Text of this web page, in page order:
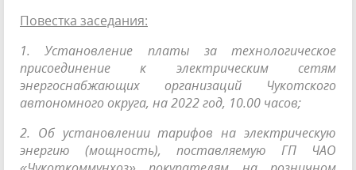
Повестка заседания:
1. Установление платы за технологическое
присоединение к электрическим сетям
энергоснабжающих организаций Чукотского
автономного округа, на 2022 год, 10.00 часов;
2. Об установлении тарифов на электрическую
энергию (мощность), поставляемую ГП ЧАО